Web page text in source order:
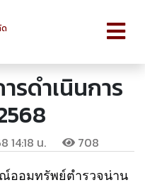
รดำเนินการ
14:18 น.
708
ออมทรัพย์ตำรวจน่าน